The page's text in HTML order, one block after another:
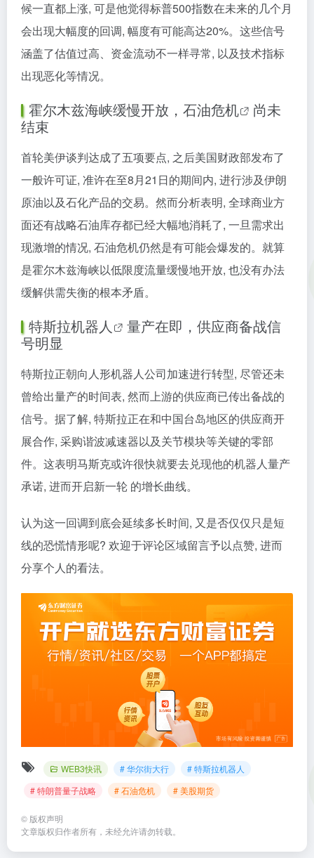
候一直都上涨, 可是他觉得标普500指数在未来的几个月
会出现大幅度的回调, 幅度有可能高达20%。这些信号
涵盖了估值过高、资金流动不一样寻常, 以及技术指标
出现恶化等情况。
霍尔木兹海峡缓慢开放， 石油危机
尚未
结束
首轮美伊谈判达成了五项要点, 之后美国财政部发布了
一般许可证, 准许在至8月21日的期间内, 进行涉及伊朗
原油以及石化产品的交易。然而分析表明, 全球商业方
面还有战略石油库存都已经大幅地消耗了, 一旦需求出
现激增的情况, 石油危机仍然是有可能会爆发的。就算
是霍尔木兹海峡以低限度流量缓慢地开放, 也没有办法
缓解供需失衡的根本矛盾。
特斯拉机器人
量产在即，供应商备战信
号明显
特斯拉正朝向人形机器人公司加速进行转型, 尽管还未
曾给出量产的时间表, 然而上游的供应商已传出备战的
信号。据了解, 特斯拉正在和中国台岛地区的供应商开
展合作, 采购谐波减速器以及关节模块等关键的零部
件。这表明马斯克或许很快就要去兑现他的机器人量产
承诺, 进而开启新一轮 的增长曲线。
认为这一回调到底会延续多长时间, 又是否仅仅只是短
线的恐慌情形呢? 欢迎于评论区域留言予以点赞, 进而
分享个人的看法。
WEB3快讯 # 华尔街大行
# 特斯拉机器人
# 特朗普量子战略
# 石油危机 # 美股期货
© 版权声明
文章版权归作者所有，未经允许请勿转载。